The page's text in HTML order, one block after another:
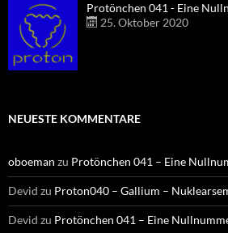
Protönchen 041 - Eine
25. Oktober 2020
NEUESTE KOMMENTARE
oboeman zu Protönchen 041 – Eine
Devid zu Proton040 – Gallium –
Devid zu Protönchen 041 – Eine